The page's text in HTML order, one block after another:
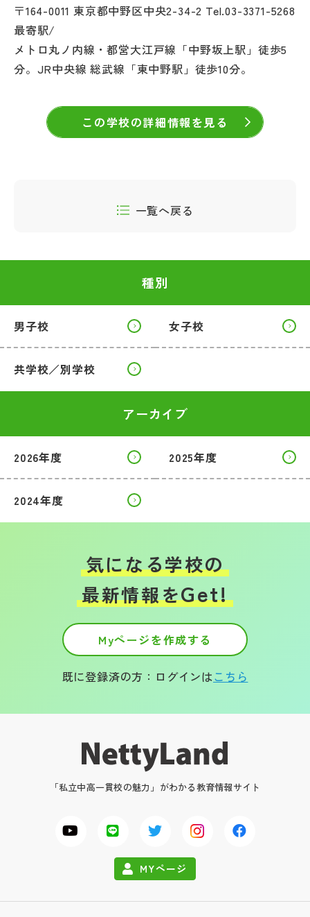
〒164-0011 東京都中野区中央2-34-2 Tel.03-3371-5268
最寄駅/
メトロ丸ノ内線・都営大江戸線「中野坂上駅」徒歩5
分。JR中央線 総武線「東中野駅」徒歩10分。
この学校の詳細情報を見る
一覧へ戻る
種別
男子校 女子校
共学校／別学校
アーカイブ
2026年度 2025年度
2024年度
気になる学校の
最新情報をGet!
Myページを作成する
既に登録済の方：ログインはこちら
「私立中高一貫校の魅力」がわかる教育情報サイト
MYページ